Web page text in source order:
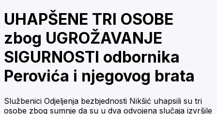
UHAPŠENE TRI OSOBE
zbog UGROŽAVANJE
SIGURNOSTI odbornika
Perovića i njegovog brata
Službenici Odjeljenja bezbjednosti Nikšić uhapsili su tri
osobe zbog sumnje da su u dva odvojena slučaja izvršile